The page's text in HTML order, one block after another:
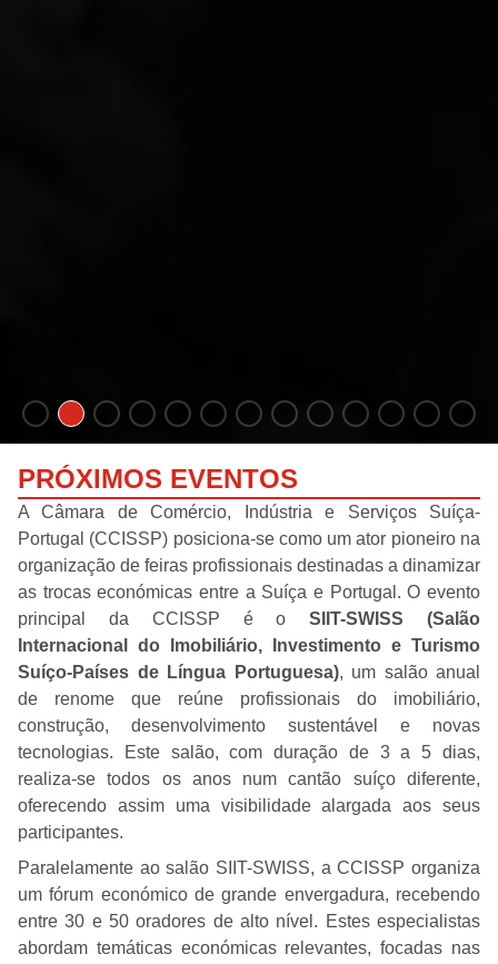
PRÓXIMOS EVENTOS
A Câmara de Comércio, Indústria e Serviços Suíça-
Portugal (CCISSP) posiciona-se como um ator pioneiro na
organização de feiras profissionais destinadas a dinamizar
as trocas económicas entre a Suíça e Portugal. O evento
principal da CCISSP é oSIIT-SWISS (Salão
Internacional do Imobiliário, Investimento e Turismo
Suíço-Países de Língua Portuguesa), um salão anual
de renome que reúne profissionais do imobiliário,
construção, desenvolvimento sustentável e novas
tecnologias. Este salão, com duração de 3 a 5 dias,
realiza-se todos os anos num cantão suíço diferente,
oferecendo assim uma visibilidade alargada aos seus
participantes.
Paralelamente ao salão SIIT-SWISS, a CCISSP organiza
um fórum económico de grande envergadura, recebendo
entre 30 e 50 oradores de alto nível. Estes especialistas
abordam temáticas económicas relevantes, focadas nas